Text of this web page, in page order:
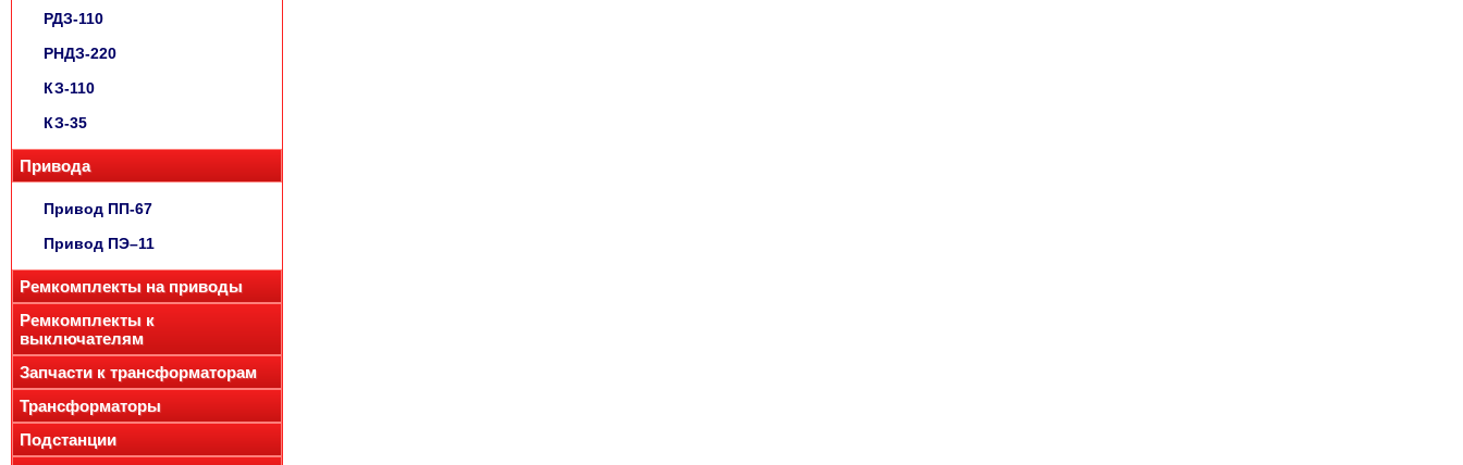
РДЗ-110
РНДЗ-220
КЗ-110
КЗ-35
Привода
Привод ПП-67
Привод ПЭ–11
Ремкомплекты на приводы
Ремкомплекты к
выключателям
Запчасти к трансформаторам
Трансформаторы
Подстанции